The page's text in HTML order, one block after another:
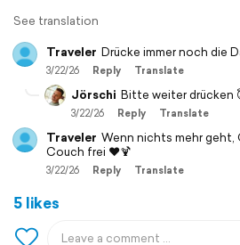
See translation
Traveler Drücke immer noch die
3/22/26 Reply Translate
Jörschi Bitte weiter drücken
3/22/26 Reply Translate
Traveler Wenn nichts mehr geht,
Couch frei ❤️🍹
3/22/26 Reply Translate
5 likes